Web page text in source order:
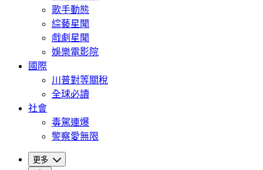
歌手動態
綜藝星聞
戲劇星聞
娛樂電影院
國際
川普對等關稅
全球必讀
社會
毒駕連爆
警察愛無限
更多